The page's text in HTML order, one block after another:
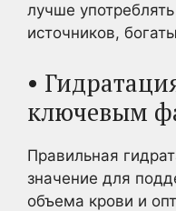
лучше
источников,
•
ключевым
Правильная
значение для
объема крови и